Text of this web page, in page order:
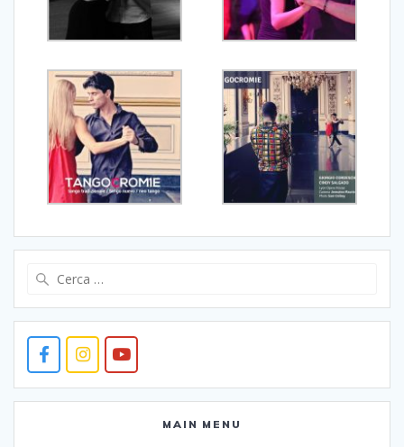
MAIN MENU